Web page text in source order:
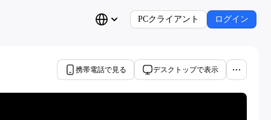
PCクライアント ログイン
携帯電話で見る デスクトップで表示